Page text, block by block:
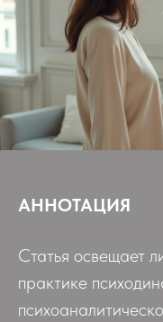
АННОТАЦИЯ
Статья освещает
практике